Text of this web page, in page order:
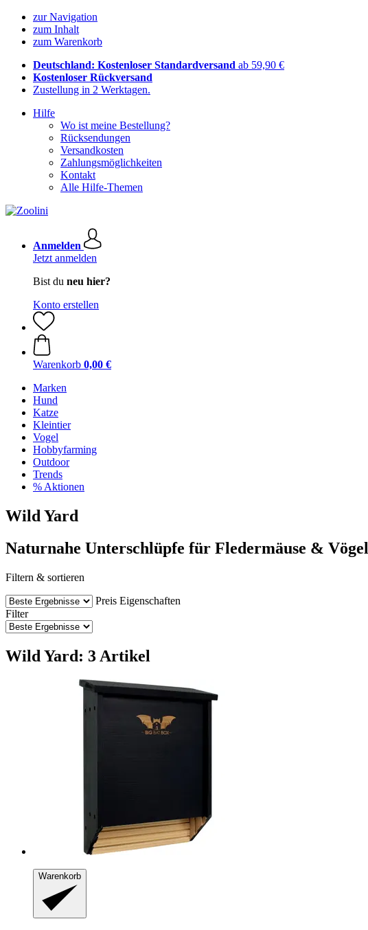
zur Navigation
zum Inhalt
zum Warenkorb
Deutschland: Kostenloser Standardversand ab 59,90 €
Kostenloser Rückversand
Zustellung in 2 Werktagen.
Hilfe
Wo ist meine Bestellung?
Rücksendungen
Versandkosten
Zahlungsmöglichkeiten
Kontakt
Alle Hilfe-Themen
Anmelden
Jetzt anmelden
Bist du neu hier?
Konto erstellen
Warenkorb 0,00 €
Marken
Hund
Katze
Kleintier
Vogel
Hobbyfarming
Outdoor
Trends
% Aktionen
Wild Yard
Naturnahe Unterschlüpfe für Fledermäuse & Vögel
Filtern & sortieren
Preis Eigenschaften
Filter
Wild Yard: 3 Artikel
Warenkorb